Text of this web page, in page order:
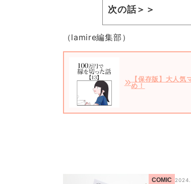
次の話＞＞
（lamire編集部）
【保存版】大人気
め！
COMIC